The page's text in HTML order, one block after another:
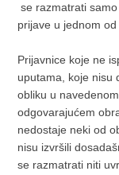
se razmatrati
prijave u jednom
Prijavnice koje ne
uputama, koje nisu
obliku u
odgovarajućem
nedostaje neki od
nisu izvršili
se razmatrati niti